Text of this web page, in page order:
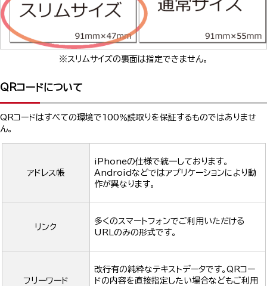
※スリムサイズの裏面は指定できません。
QRコードについて
QRコードはすべての環境で100％読取りを保証するものではありませ
ん。
アドレス帳
iPhoneの仕様で統一しております。
Androidなどではアプリケーションにより動
作が異なります。
リンク
多くのスマートフォンでご利用いただける
URLのみの形式です。
フリーワード
改行有の純粋なテキストデータです。QRコー
ドの内容を直接指定したい場合などもご利用